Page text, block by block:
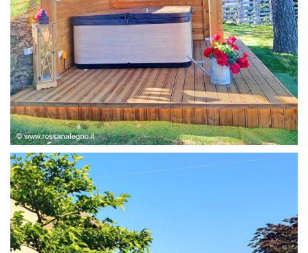
STRUTTURA ABETE LAMELLARE, RIVESTIMENTO IN
LARICE,